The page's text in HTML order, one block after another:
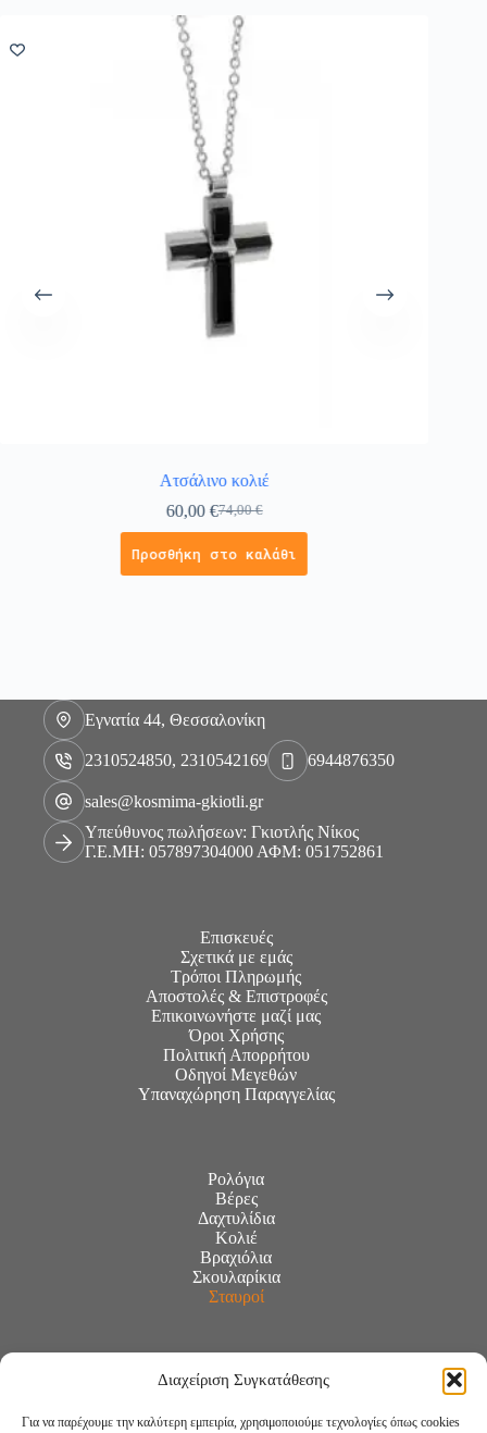
Διαχείριση Συγκατάθεσης
Για να παρέχουμε την καλύτερη εμπειρία, χρησιμοποιούμε τεχνολογίες όπως cookies
Ατσάλινο κολιέ
74,00€
60,00 €
Προσθήκη στο καλάθι
Εγνατία 44, Θεσσαλονίκη
2310524850, 2310542169 6944876350
sales@kosmima-gkiotli.gr
Υπεύθυνος πωλήσεων: Γκιοτλής Νίκος
Γ.Ε.ΜΗ: 057897304000 ΑΦΜ: 051752861
Επισκευές
Σχετικά με εμάς
Τρόποι Πληρωμής
Αποστολές & Επιστροφές
Επικοινωνήστε μαζί μας
Όροι Χρήσης
Πολιτική Απορρήτου
Οδηγοί Μεγεθών
Υπαναχώρηση Παραγγελίας
Ρολόγια
Βέρες
Δαχτυλίδια
Κολιέ
Βραχιόλια
Σκουλαρίκια
Σταυροί